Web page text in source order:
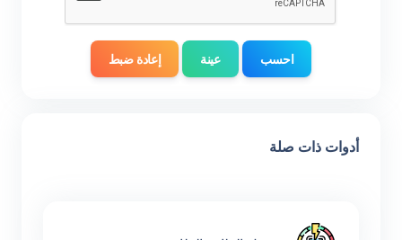
احسب عينة إعادة ضبط
أدوات ذات صلة